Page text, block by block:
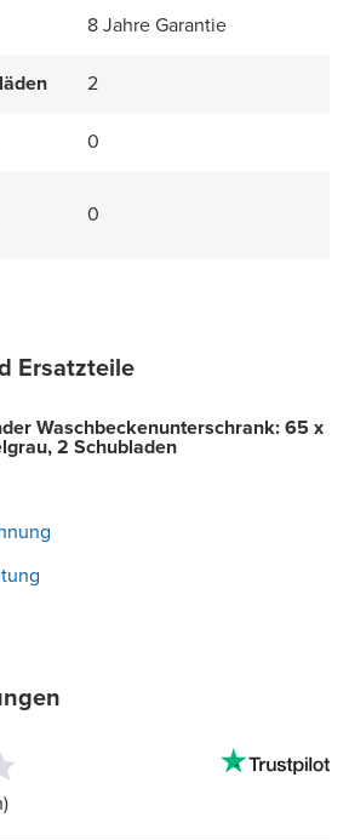
8 Jahre Garantie
2
0
0
Ersatzteile
Waschbeckenunterschrank: 65 x
2 Schubladen